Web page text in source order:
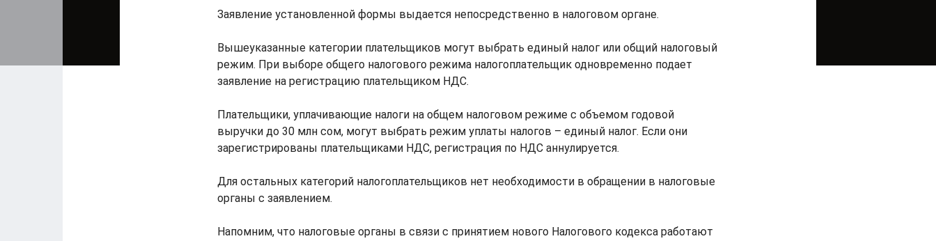
Заявление установленной формы выдается непосредственно в налоговом органе.
Вышеуказанные категории плательщиков могут выбрать единый налог или общий налоговый
режим. При выборе общего налогового режима налогоплательщик одновременно подает
заявление на регистрацию плательщиком НДС.
Плательщики, уплачивающие налоги на общем налоговом режиме с объемом годовой
выручки до 30 млн сом, могут выбрать режим уплаты налогов – единый налог. Если они
зарегистрированы плательщиками НДС, регистрация по НДС аннулируется.
Для остальных категорий налогоплательщиков нет необходимости в обращении в налоговые
органы с заявлением.
Напомним, что налоговые органы в связи с принятием нового Налогового кодекса работают